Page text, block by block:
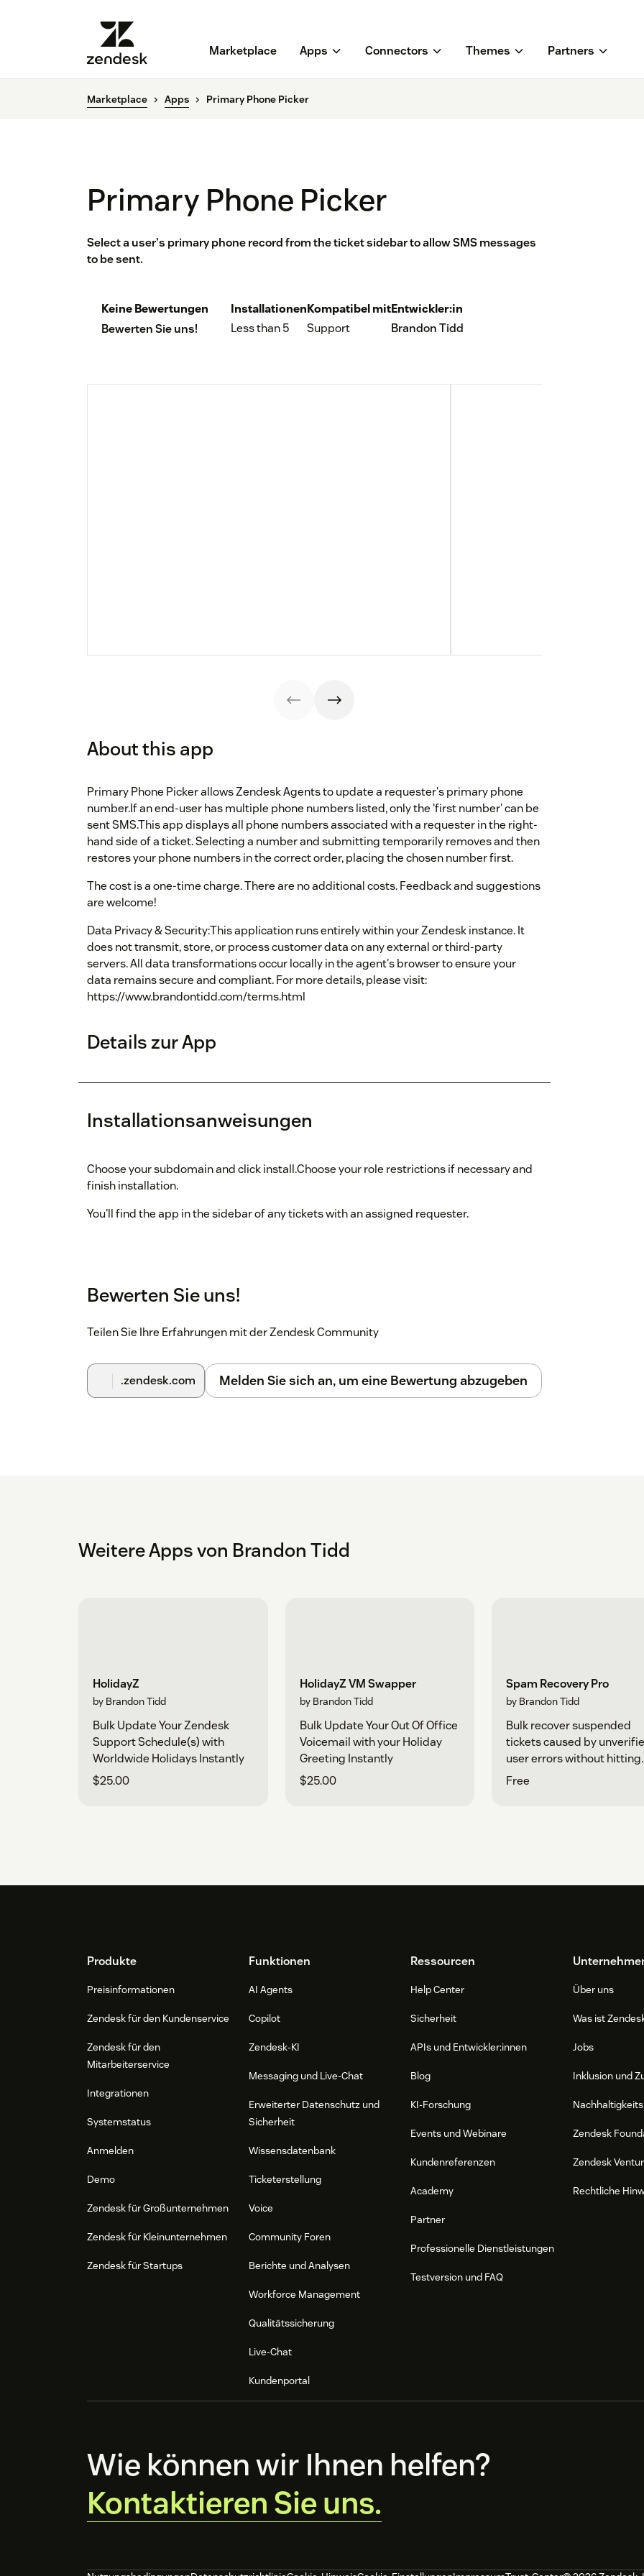
Marketplace Apps Connectors Themes Partners
Marketplace Apps Primary Phone Picker
Primary Phone Picker
Select a user's primary phone record from the ticket sidebar to allow SMS messages
to be sent.
Keine Bewertungen
Bewerten Sie uns!
Installationen
Less than 5
Kompatibel mit
Support
Entwickler:in
Brandon Tidd
About this app
Primary Phone Picker allows Zendesk Agents to update a requester's primary phone
number.If an end-user has multiple phone numbers listed, only the 'first number' can be
sent SMS.This app displays all phone numbers associated with a requester in the right-
hand side of a ticket. Selecting a number and submitting temporarily removes and then
restores your phone numbers in the correct order, placing the chosen number first.
The cost is a one-time charge. There are no additional costs. Feedback and suggestions
are welcome!
Data Privacy & Security:This application runs entirely within your Zendesk instance. It
does not transmit, store, or process customer data on any external or third-party
servers. All data transformations occur locally in the agent's browser to ensure your
data remains secure and compliant. For more details, please visit:
https://www.brandontidd.com/terms.html
Details zur App
Installationsanweisungen
Choose your subdomain and click install.Choose your role restrictions if necessary and
finish installation.
You'll find the app in the sidebar of any tickets with an assigned requester.
Bewerten Sie uns!
Teilen Sie Ihre Erfahrungen mit der Zendesk Community
.zendesk.com Melden Sie sich an, um eine Bewertung abzugeben
Weitere Apps von Brandon Tidd
HolidayZ
by Brandon Tidd
Bulk Update Your Zendesk
Support Schedule(s) with
Worldwide Holidays Instantly
$25.00
HolidayZ VM Swapper
by Brandon Tidd
Bulk Update Your Out Of Office
Voicemail with your Holiday
Greeting Instantly
$25.00
Spam Recovery Pro
by Brandon Tidd
Bulk recover suspended
tickets caused by
user errors without hitting
native UI limits.
Free
FooterProdukte
Preisinformationen
Zendesk für den Kundenservice
Zendesk für den
Mitarbeiterservice
Integrationen
Systemstatus
Anmelden
Demo
Zendesk für Großunternehmen
Zendesk für Kleinunternehmen
Zendesk für Startups
Funktionen
AI Agents
Copilot
Zendesk-KI
Messaging und Live-Chat
Erweiterter Datenschutz und
Sicherheit
Wissensdatenbank
Ticketerstellung
Voice
Community Foren
Berichte und Analysen
Workforce Management
Qualitätssicherung
Live-Chat
Kundenportal
Ressourcen
Help Center
Sicherheit
APIs und Entwickler:innen
Blog
KI-Forschung
Events und Webinare
Kundenreferenzen
Academy
Partner
Professionelle Dienstleistungen
Testversion und FAQ
Über uns
Was ist
Jobs
Inklusion und
Zendesk
Zendesk
Rechtliche
Wie können wir Ihnen helfen?
Kontaktieren Sie uns.